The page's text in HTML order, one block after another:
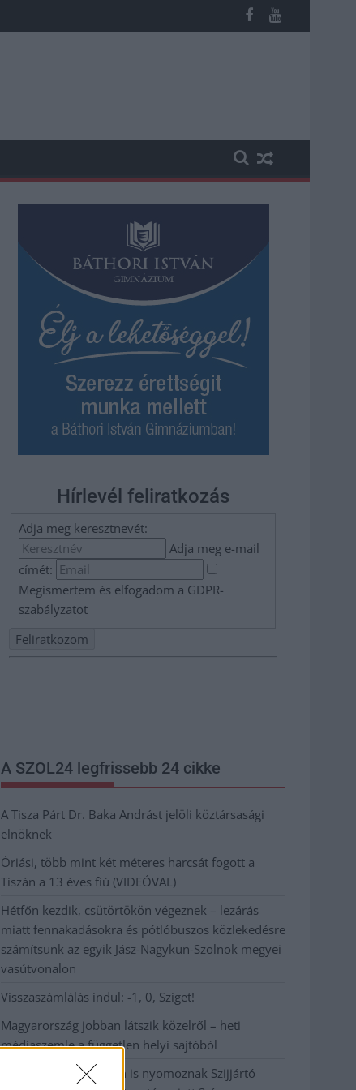
(VIDEÓVAL)
Hírlevél feliratkozás
Adja meg keresztnevét:
Adja meg e-mail
címét:
Megismertem és elfogadom a GDPR-
szabályzatot
A SZOL24 legfrissebb 24 cikke
A Tisza Párt Dr. Baka Andrást jelöli köztársasági
elnöknek
Óriási, több mint két méteres harcsát fogott a
Tiszán a 13 éves fiú (VIDEÓVAL)
Hétfőn kezdik, csütörtökön végeznek – lezárás
miatt fennakadásokra és pótlóbuszos közlekedésre
számítsunk az egyik Jász-Nagykun-Szolnok megyei
vasútvonalon
Visszaszámlálás indul: -1, 0, Sziget!
Magyarország jobban látszik közelről – heti
médiaszemle a független helyi sajtóból
Már magasabb szinten is nyomoznak Szijjártó